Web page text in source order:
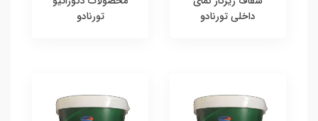
داخلی تورنادو
تورنادو